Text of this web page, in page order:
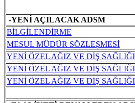
-YENİ AÇILACAK ADSM
BİLGİLENDİRME
MESUL MÜDÜR SÖZLEŞMESİ
YENİ ÖZEL AĞIZ VE DİŞ
YENİ ÖZEL AĞIZ VE DİŞ
YENİ ÖZEL AĞIZ VE DİŞ